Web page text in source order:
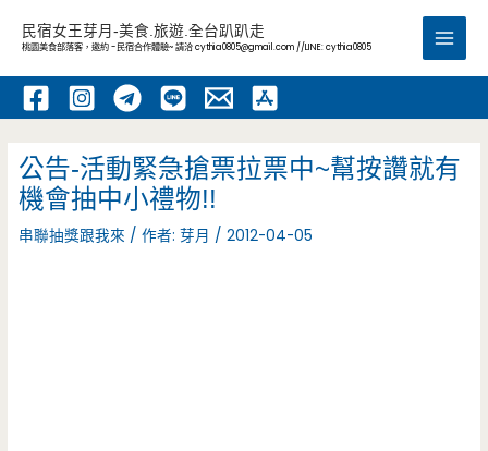
內
民宿女王芽月-美食.旅遊.全台趴趴走
桃園美食部落客，邀約 -民宿合作體驗~ 請洽cythia0805@gmail.com //LINE: cythia0805
Main
公告-活動緊急搶票拉票中~幫按讚就有
機會抽中小禮物!!
串聯抽獎跟我來 / 作者:芽月 /2012-04-05